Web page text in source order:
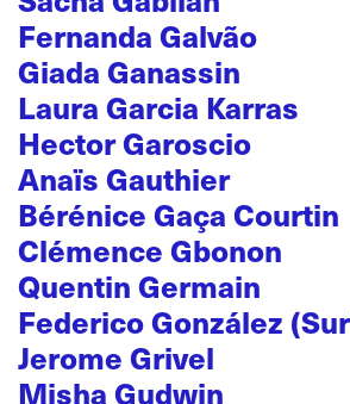
Fernanda Galvão
Giada Ganassin
Laura Garcia Karras
Hector Garoscio
Anaïs Gauthier
Bérénice Gaça Courtin
Clémence Gbonon
Quentin Germain
Federico González
Jerome Grivel
Misha Gudwin